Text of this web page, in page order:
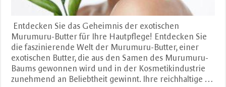
Entdecken Sie das Geheimnis der exotischen
Murumuru-Butter für Ihre Hautpflege! Entdecken Sie
die faszinierende Welt der Murumuru-Butter, einer
exotischen Butter, die aus den Samen des Murumuru-
Baums gewonnen wird und in der Kosmetikindustrie
zunehmend an Beliebtheit gewinnt. Ihre reichhaltige …